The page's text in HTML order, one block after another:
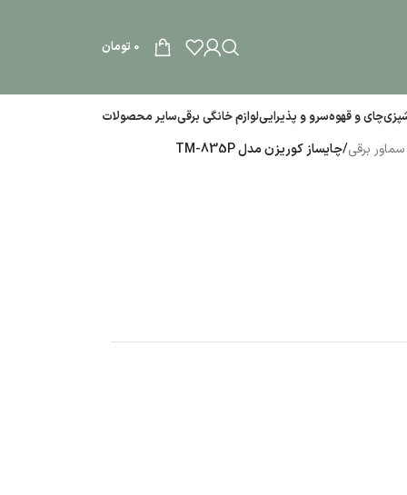
0 تومان
چای و قهوهسرو و پذیراییلوازم خانگی برقیسایر محصولات
برقی/چایساز کوریزن مدل TM-835P